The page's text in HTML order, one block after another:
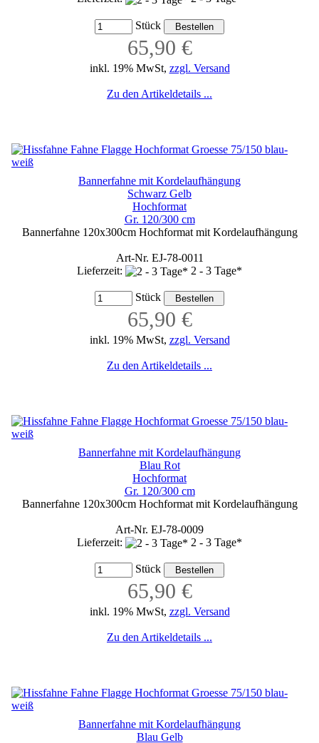
Stück
65,90 €
inkl. 19% MwSt, zzgl. Versand
Zu den Artikeldetails ...
Bannerfahne mit Kordelaufhängung
Schwarz Gelb
Hochformat
Gr. 120/300 cm
Bannerfahne 120x300cm Hochformat mit Kordelaufhängung
Art-Nr. EJ-78-0011
Lieferzeit:
2 - 3 Tage*
Stück
65,90 €
inkl. 19% MwSt, zzgl. Versand
Zu den Artikeldetails ...
Bannerfahne mit Kordelaufhängung
Blau Rot
Hochformat
Gr. 120/300 cm
Bannerfahne 120x300cm Hochformat mit Kordelaufhängung
Art-Nr. EJ-78-0009
Lieferzeit:
2 - 3 Tage*
Stück
65,90 €
inkl. 19% MwSt, zzgl. Versand
Zu den Artikeldetails ...
Bannerfahne mit Kordelaufhängung
Blau Gelb